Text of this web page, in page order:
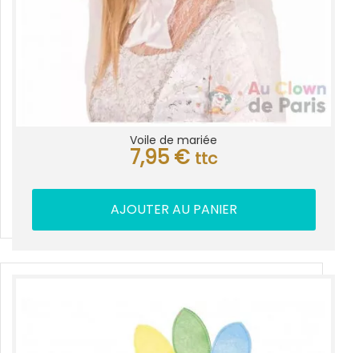
Voile de mariée
7,95 € ttc
AJOUTER AU PANIER